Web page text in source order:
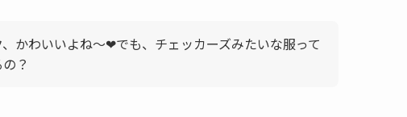
かわいいよね～❤でも、チェッカーズみたいな服って
？